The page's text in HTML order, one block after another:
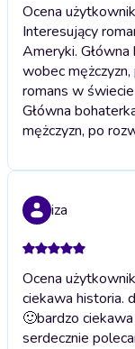
Ocena
Interesujący
Ameryki.
wobec
romans w
Główna
mężczyzn, po
iza
Ocena
ciekawa historia.
🙂bardzo
serdecznie